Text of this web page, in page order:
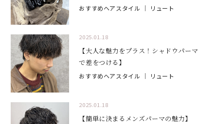
おすすめヘアスタイル ｜ リュート
2025.01.18
【大人な魅力をプラス！シャドウパーマ
で差をつける】
おすすめヘアスタイル ｜ リュート
2025.01.18
【簡単に決まるメンズパーマの魅力】